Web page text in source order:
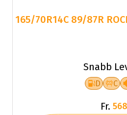
165/70R14C 89/87R
Snabb
D C
Fr.